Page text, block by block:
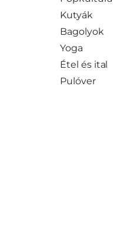
Kutyák
Bagolyok
Yoga
Étel és ital
Pulóver